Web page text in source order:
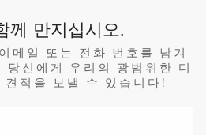
께 만지십시오.
메일 또는 전화 번호를 남겨
당신에게 우리의 광범위한 디
견적을 보낼 수 있습니다!